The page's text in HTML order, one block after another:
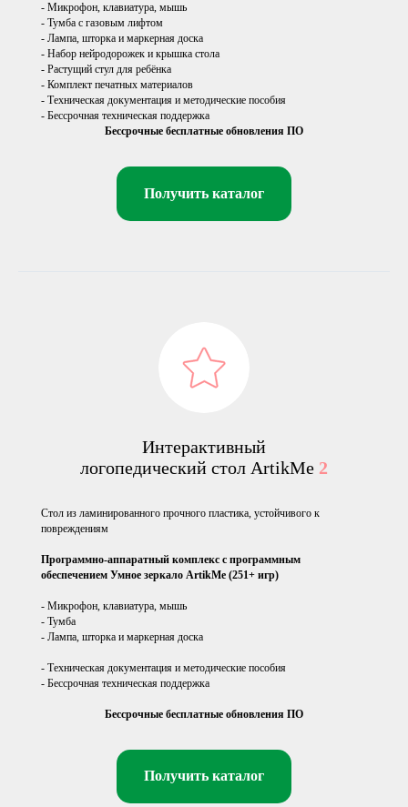
- Микрофон, клавиатура, мышь
- Тумба с газовым лифтом
- Лампа, шторка и маркерная доска
- Набор нейродорожек и крышка стола
- Растущий стул для ребёнка
- Комплект печатных материалов
- Техническая документация и методические пособия
- Бессрочная техническая поддержка
Бессрочные бесплатные обновления ПО
Получить каталог
Интерактивный
логопедический стол ArtikMe 2
Стол из ламинированного прочного пластика, устойчивого к
повреждениям
Программно-аппаратный комплекс с программным
обеспечением Умное зеркало ArtikMe (251+ игр)
- Микрофон, клавиатура, мышь
- Тумба
- Лампа, шторка и маркерная доска
- Техническая документация и методические пособия
- Бессрочная техническая поддержка
Бессрочные бесплатные обновления ПО
Получить каталог